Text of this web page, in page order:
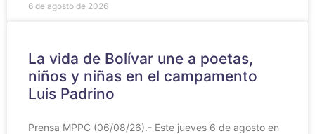
6 de agosto de 2026
‎La vida de Bolívar une a poetas,
niños y niñas en el campamento
Luis Padrino
‎Prensa MPPC (06/08/26).- Este jueves 6 de agosto en